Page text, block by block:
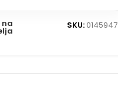
SKU: 0145947